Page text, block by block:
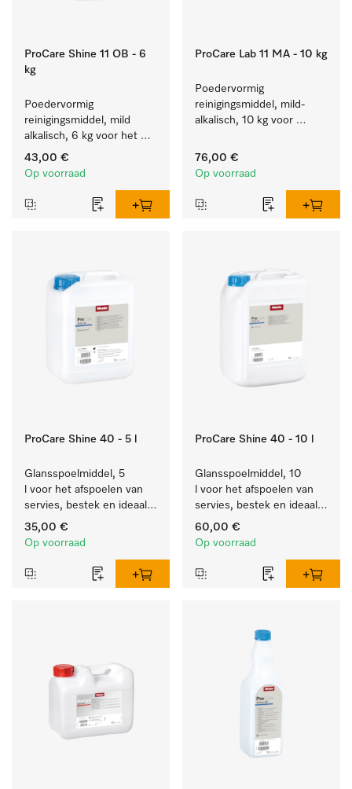
ProCare Shine 11 OB - 6
kg
Poedervormig
reinigingsmiddel, mild
alkalisch, 6 kg voor het
reinigen van sterk vervuild
servies, bestek en glazen.
43,00 €
Op voorraad
ProCare Lab 11 MA - 10 kg
Poedervormig
reinigingsmiddel, mild-
alkalisch, 10 kg voor
machinale reiniging van
laboratoriumglaswerk en -
76,00 €
Op voorraad
ProCare Shine 40 - 5 l
Glansspoelmiddel, 5
l voor het afspoelen van
servies, bestek en ideaal
voor glazen.
35,00 €
Op voorraad
ProCare Shine 40 - 10 l
Glansspoelmiddel, 10
l voor het afspoelen van
servies, bestek en ideaal
voor glazen.
60,00 €
Op voorraad